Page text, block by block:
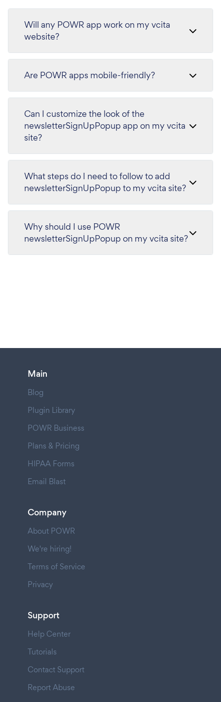
Will any POWR app work on my vcita
website?
Are POWR apps mobile-friendly?
Can I customize the look of the
newsletterSignUpPopup app on my vcita
site?
What steps do I need to follow to add
newsletterSignUpPopup to my vcita site?
Why should I use POWR
newsletterSignUpPopup on my vcita site?
Main
Blog
Plugin Library
POWR Business
Plans & Pricing
HIPAA Forms
Email Blast
Company
About POWR
We're hiring!
Terms of Service
Privacy
Support
Help Center
Tutorials
Contact Support
Report Abuse